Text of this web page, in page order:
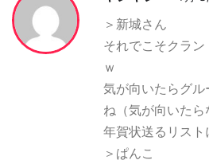
＞新城さん
それでこそクラン
ｗ
気が向いたらグ
ね（気が向いたら
年賀状送るリス
＞ぱんこ